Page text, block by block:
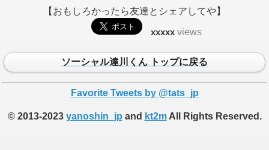
【おもしろかったら友達とシェアしてや】
xxxxx views
ソーシャル達川くん トップに戻る
Favorite Tweets by @tats_jp
© 2013-2023 yanoshin_jp and kt2mAll Rights Reserved.